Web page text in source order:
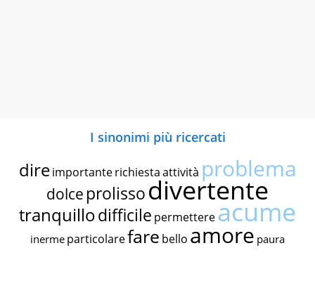
I sinonimi più ricercati
dire importante richiestaattività problema
dolce prolissodivertente
tranquillodifficile permettereacume
inerme particolarefare bello amore paura